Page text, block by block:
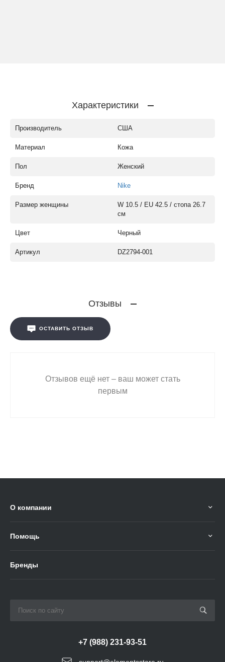
Характеристики
Производитель США
Материал Кожа
Пол Женский
Бренд Nike
Размер женщины
W 10.5 / EU 42.5 / стопа 26.7
см
Цвет Черный
Артикул DZ2794-001
Отзывы
ОСТАВИТЬ ОТЗЫВ
Отзывов ещё нет – ваш может стать
первым
О компании
Помощь
Бренды
+7 (988) 231-93-51